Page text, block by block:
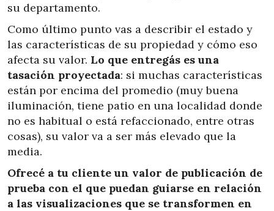
su departamento.
Como último punto vas a describir el estado y
las características de su propiedad y cómo eso
afecta su valor. Lo que entregás es una
tasación proyectada: si muchas características
están por encima del promedio (muy buena
iluminación, tiene patio en una localidad donde
no es habitual o está refaccionado, entre otras
cosas), su valor va a ser más elevado que la
media.
Ofrecé a tu cliente un valor de publicación de
prueba con el que puedan guiarse en relación
a las visualizaciones que se transformen en